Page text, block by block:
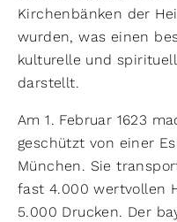
Kirchenbänken der
wurden, was einen
kulturelle und
darstellt.
Am 1. Februar 1623
geschützt von einer
München. Sie
fast 4.000 wertvollen
5.000 Drucken. Der